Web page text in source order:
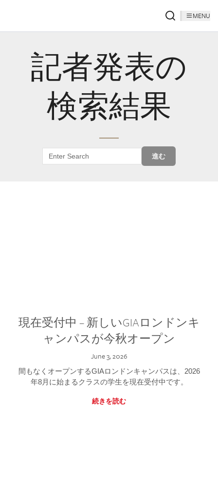
MENU
記者発表の
検索結果
進む
現在受付中 – 新しいGIAロンドンキ
ャンパスが今秋オープン
June 3, 2026
間もなくオープンするGIAロンドンキャンパスは、2026
年8月に始まるクラスの学生を現在受付中です。
続きを読む